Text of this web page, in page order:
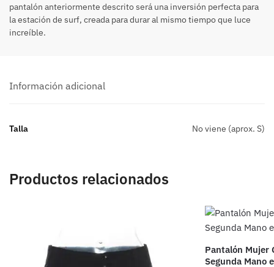
pantalón anteriormente descrito será una inversión perfecta para
la estación de surf, creada para durar al mismo tiempo que luce
increíble.
Información adicional
Talla No viene (aprox. S)
Productos relacionados
Pantalón Mujer
Segunda Mano